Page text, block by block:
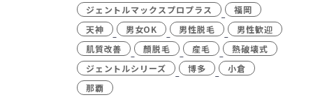
ジェントルマックスプロプラス
福岡
天神
男女OK 男性脱毛
男性歓迎
肌質改善
顏脱毛 産毛
熱破壊式
ジェントルシリーズ
博多
小倉
那覇